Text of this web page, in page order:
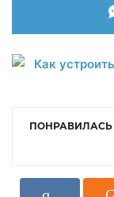
ПОНРАВИЛАСЬ